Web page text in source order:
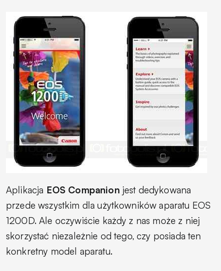
Aplikacja EOS Companion jest dedykowana
przede wszystkim dla użytkowników aparatu EOS
1200D. Ale oczywiście każdy z nas może z niej
skorzystać niezależnie od tego, czy posiada ten
konkretny model aparatu.